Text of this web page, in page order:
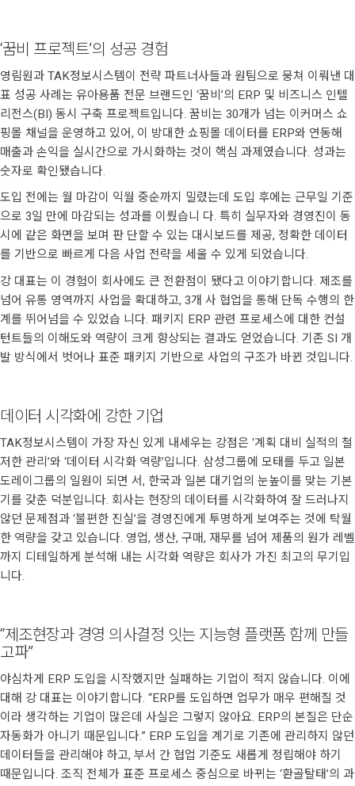
‘꿈비 프로젝트’의 성공 경험
영림원과 TAK정보시스템이 전략 파트너사들과 원팀으로 뭉쳐 이뤄낸 대
표 성공 사례는 유아용품 전문 브랜드인 ‘꿈비’의 ERP 및 비즈니스 인텔
리전스(BI) 동시 구축 프로젝트입니다. 꿈비는 30개가 넘는 이커머스 쇼
핑몰 채널을 운영하고 있어, 이 방대한 쇼핑몰 데이터를 ERP와 연동해
매출과 손익을 실시간으로 가시화하는 것이 핵심 과제였습니다. 성과는
숫자로 확인됐습니다.
도입 전에는 월 마감이 익월 중순까지 밀렸는데 도입 후에는 근무일 기준
으로 3일 만에 마감되는 성과를 이뤘습니 다. 특히 실무자와 경영진이 동
시에 같은 화면을 보며 판 단할 수 있는 대시보드를 제공, 정확한 데이터
를 기반으로 빠르게 다음 사업 전략을 세울 수 있게 되었습니다.
강 대표는 이 경험이 회사에도 큰 전환점이 됐다고 이야기합니다. 제조를
넘어 유통 영역까지 사업을 확대하고, 3개 사 협업을 통해 단독 수행의 한
계를 뛰어넘을 수 있었습 니다. 패키지 ERP 관련 프로세스에 대한 컨설
턴트들의 이해도와 역량이 크게 향상되는 결과도 얻었습니다. 기존 SI 개
발 방식에서 벗어나 표준 패키지 기반으로 사업의 구조가 바뀐 것입니다.
데이터 시각화에 강한 기업
TAK정보시스템이 가장 자신 있게 내세우는 강점은 ‘계획 대비 실적의 철
저한 관리’와 ‘데이터 시각화 역량’입니다. 삼성그룹에 모태를 두고 일본
도레이그룹의 일원이 되면 서, 한국과 일본 대기업의 눈높이를 맞는 기본
기를 갖춘 덕분입니다. 회사는 현장의 데이터를 시각화하여 잘 드러나지
않던 문제점과 ‘불편한 진실’을 경영진에게 투명하게 보여주는 것에 탁월
한 역량을 갖고 있습니다. 영업, 생산, 구매, 재무를 넘어 제품의 원가 레벨
까지 디테일하게 분석해 내는 시각화 역량은 회사가 가진 최고의 무기입
니다.
“제조현장과 경영 의사결정 잇는 지능형 플랫폼 함께 만들
고파”
야심차게 ERP 도입을 시작했지만 실패하는 기업이 적지 않습니다. 이에
대해 강 대표는 이야기합니다. “ERP를 도입하면 업무가 매우 편해질 것
이라 생각하는 기업이 많은데 사실은 그렇지 않아요. ERP의 본질은 단순
자동화가 아니기 때문입니다.” ERP 도입을 계기로 기존에 관리하지 않던
데이터들을 관리해야 하고, 부서 간 협업 기준도 새롭게 정립해야 하기
때문입니다. 조직 전체가 표준 프로세스 중심으로 바뀌는 ‘환골탈태’의 과